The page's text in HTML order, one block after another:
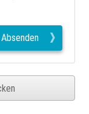
Absenden